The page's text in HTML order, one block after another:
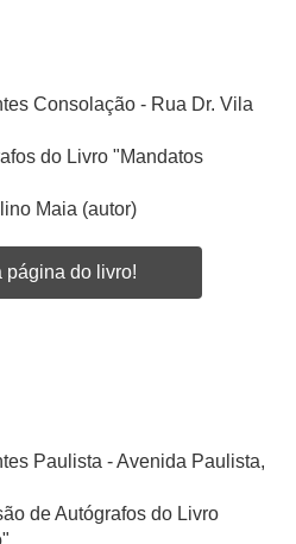
Consolação - Rua Dr. Vila
do Livro "Mandatos
Maia (autor)
página do livro!
Paulista - Avenida Paulista,
de Autógrafos do Livro